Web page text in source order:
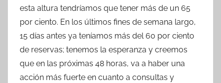
esta altura tendríamos que tener más de un 65
por ciento. En los últimos fines de semana largo,
15 días antes ya teníamos más del 60 por ciento
de reservas; tenemos la esperanza y creemos
que en las próximas 48 horas, va a haber una
acción más fuerte en cuanto a consultas y